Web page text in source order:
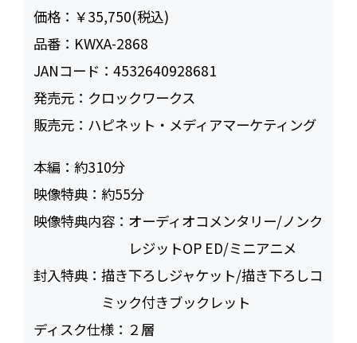
価格： ￥35,750(税込)
品番： KWXA-2868
JANコード：4532640928681
発売元： クロックワークス
販売元： ハピネット・メディアマーケティング
本編： 約310
映像特典： 約55
映像特典内容： オーディオコメンタリー/ノンク
レジットOP ED/ミニアニメ
封入特典：描き下ろしジャケット/描き下ろしコ
ミック付きブックレット
ディスク仕様： ２層